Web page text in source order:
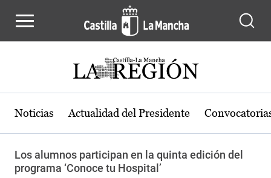
Noticias Actualidad del Presidente
Los alumnos participan en la quinta edición del
programa ‘Conoce tu Hospital’